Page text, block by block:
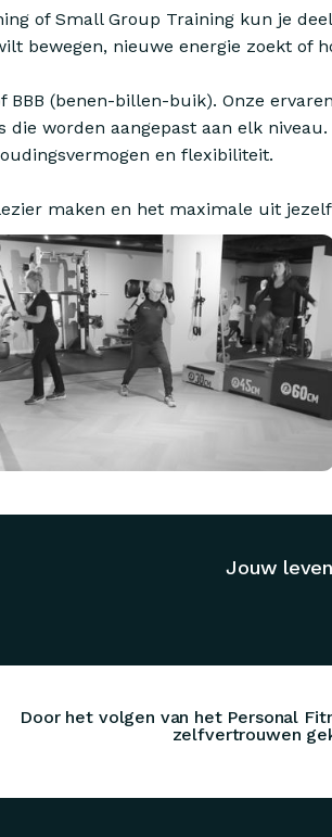
of Small Group Training kun je
bewegen, nieuwe energie zoekt of
(benen-billen-buik). Onze
die worden aangepast aan elk
en flexibiliteit.
maken en het maximale uit
Jouw
Door het volgen van het Personal
zelfvertrouwen